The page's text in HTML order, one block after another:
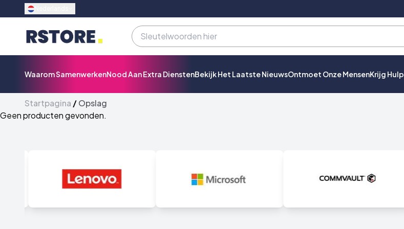
Waarom SamenwerkenNood Aan Extra DienstenBekijk Het Laatste NieuwsOntmoet Onze MensenKrijg Hulp
Startpagina /Opslag
Geen producten gevonden.